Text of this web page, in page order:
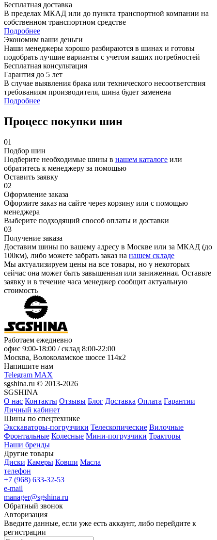
Бесплатная доставка
В пределах МКАД или до пункта транспортной компании на
собственном транспортном средстве
Подробнее
Экономим ваши деньги
Наши менеджеры хорошо разбираются в шинах и готовы
подобрать лучшие варианты с учетом ваших потребностей
Бесплатная консультация
Гарантия до 5 лет
В случае выявления брака или технического несоответствия
требованиям производителя, шина будет заменена
Подробнее
Процесс покупки шин
01
Подбор шин
Подберите необходимые шины в нашем каталоге или
обратитесь к менеджеру за помощью
Оставить заявку
02
Оформление заказа
Оформите заказ на сайте через корзину или с помощью
менеджера
Выберите подходящий способ оплаты и доставки
03
Получение заказа
Доставим шины по вашему адресу в Москве или за МКАД (до
100км), либо можете забрать заказ на нашем складе
Мы актуализируем цены на все товары, но у некоторых
сейчас она может быть завышенная или заниженная. Оставьте
заявку и в течение часа менеджер сообщит актуальную
стоимость
Работаем ежедневно
офис 9:00-18:00 / склад 8:00-22:00
Москва, Волоколамское шоссе 114к2
Напишите нам
Telegram MAX
sgshina.ru © 2013-2026
SGSHINA
О нас Контакты Отзывы Блог Доставка Оплата Гарантии
Личный кабинет
Шины по спецтехнике
Экскаваторы-погрузчики Телескопические Вилочные
Фронтальные Колесные Мини-погрузчики Тракторы
Наши бренды
Другие товары
Диски Камеры Ковши Масла
телефон
+7 (968) 633-32-53
e-mail
manager@sgshina.ru
Обратный звонок
Авторизация
Введите данные, если уже есть аккаунт, либо перейдите к
регистрации